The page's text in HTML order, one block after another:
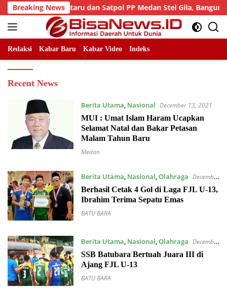
Skip
to
content
Breaking News
Perkim Cikataru dan Satpol PP Medan Stel Gila, Bangunan
Redaksi Kabar Baru Kabar Video Indeks
Bisanews.id
Recent News
Berita Utama, Nasional December 13, 2021
MUI : Umat Islam Haram Ucapkan
Selamat Natal dan Bakar Petasan
Malam Tahun Baru
Medan
Berita Utama, Nasional,Olahraga December
13, 2021
Berhasil Cetak 4 Gol di Laga FJL U-13,
Ibrahim Terima Sepatu Emas
BATU BARA
Berita Utama, Nasional,Olahraga December
13, 2021
SSB Batubara Bertuah Juara III di
Ajang FJL U-13
BATU BARA